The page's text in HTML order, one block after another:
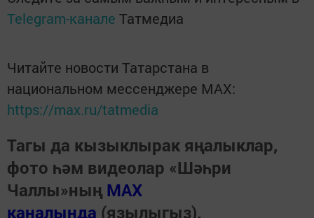
Telegram-канале Татмедиа
Читайте новости Татарстана в
национальном мессенджере MАХ:
https://max.ru/tatmedia
Тагы да кызыклырак яңалыклар,
фото һәм видеолар «Шәһри
Чаллы»ның MAX
каналында (язылыгыз).